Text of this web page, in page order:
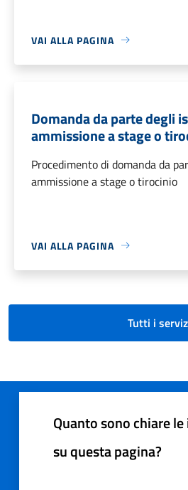
VAI ALLA PAGINA
Domanda da parte degli
ammissione a stage o
Procedimento di domanda da
ammissione a stage o tirocinio
VAI ALLA PAGINA
Tutti i
Quanto sono chiare
su questa pagina?